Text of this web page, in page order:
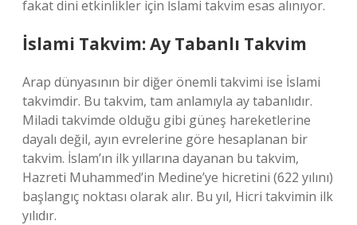
fakat dini etkinlikler için İslami takvim esas alınıyor.
İslami Takvim: Ay Tabanlı Takvim
Arap dünyasının bir diğer önemli takvimi ise İslami
takvimdir. Bu takvim, tam anlamıyla ay tabanlıdır.
Miladi takvimde olduğu gibi güneş hareketlerine
dayalı değil, ayın evrelerine göre hesaplanan bir
takvim. İslam’ın ilk yıllarına dayanan bu takvim,
Hazreti Muhammed’in Medine’ye hicretini (622 yılını)
başlangıç noktası olarak alır. Bu yıl, Hicri takvimin ilk
yılıdır.